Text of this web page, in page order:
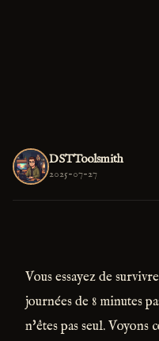
DSTToolsmith
2025-07-27
Vous essayez de
journées de 8 minutes
n'êtes pas seul. Voyons